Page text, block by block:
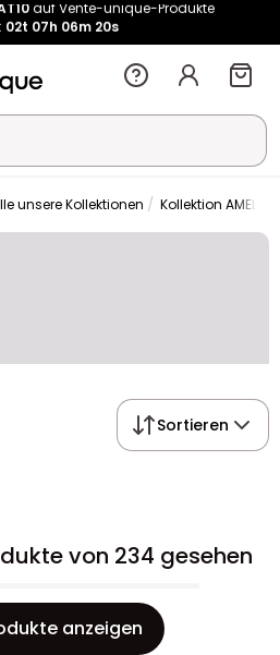
02t 07h 06m19s
- Gleicher Shop, neuer Name!
auf Vente-unique-Produkte
02t07h
unsere Kollektionen Kollektion AMELIA
Sortieren
von 234 gesehen
anzeigen